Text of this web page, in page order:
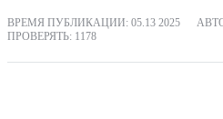
ВРЕМЯ ПУБЛИКАЦИИ: 05.13 2025
ПРОВЕРЯТЬ: 1178